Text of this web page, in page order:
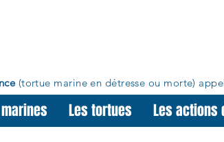
(tortue marine en détresse ou morte)
Les tortues Les actions